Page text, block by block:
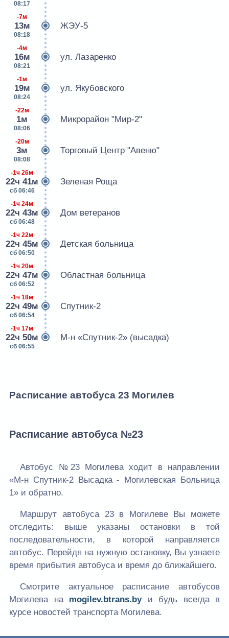
08:17
-7м
13м
08:18
ЖЭУ-5
-4м
16м
08:21
ул. Лазаренко
-1м
19м
08:24
ул. Якубовского
-22м
1м
08:06
Микрорайон "Мир-2"
-20м
3м
08:08
Торговый Центр "Авеню"
-1ч 26м
22ч 41м
сб 06:46
Зеленая Роща
-1ч 24м
22ч 43м
сб 06:48
Дом ветеранов
-1ч 22м
22ч 45м
сб 06:50
Детская больница
-1ч 20м
22ч 47м
сб 06:52
Областная больница
-1ч 18м
22ч 49м
сб 06:54
Спутник-2
-1ч 17м
22ч 50м
сб 06:55
М-н «Спутник-2» (высадка)
Расписание автобуса 23 Могилев
Расписание автобуса №23
Автобус №23 Могилева ходит в направлении
«М-н Спутник-2 Высадка - Могилевская Больница
1» и обратно.
Маршрут автобуса 23 в Могилеве Вы можете
отследить: выше указаны остановки в той
последовательности, в которой направляется
автобус. Перейдя на нужную остановку, Вы узнаете
время прибытия автобуса и время до ближайшего.
Смотрите актуальное расписание автобусов
Могилева на mogilev.btrans.byи будь всегда в
курсе новостей транспорта Могилева.